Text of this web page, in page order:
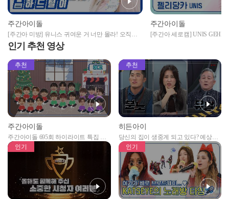
주간아이돌
[주간아 미방] 유니스 귀여운 거 너만 몰라! 오직
EverAfter만을 위한 UNIS의 소장짤 타임✨ l EP.675
주간아이돌
[주간아 세로캠] UNIS
인기 추천 영상
추천
주간아이돌
주간아이돌 695회 하이라이트 특집 남
자아이돌편 예고
추천
히든아이
당신의 집이 생중계 되고 있다? 예상치
못한 곳에서 일어나는 불법촬영 범죄!
인기 인기